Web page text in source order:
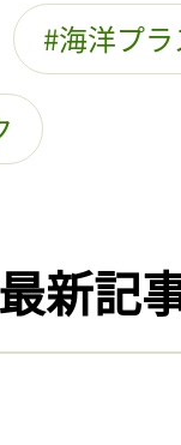
海洋プ
最新記